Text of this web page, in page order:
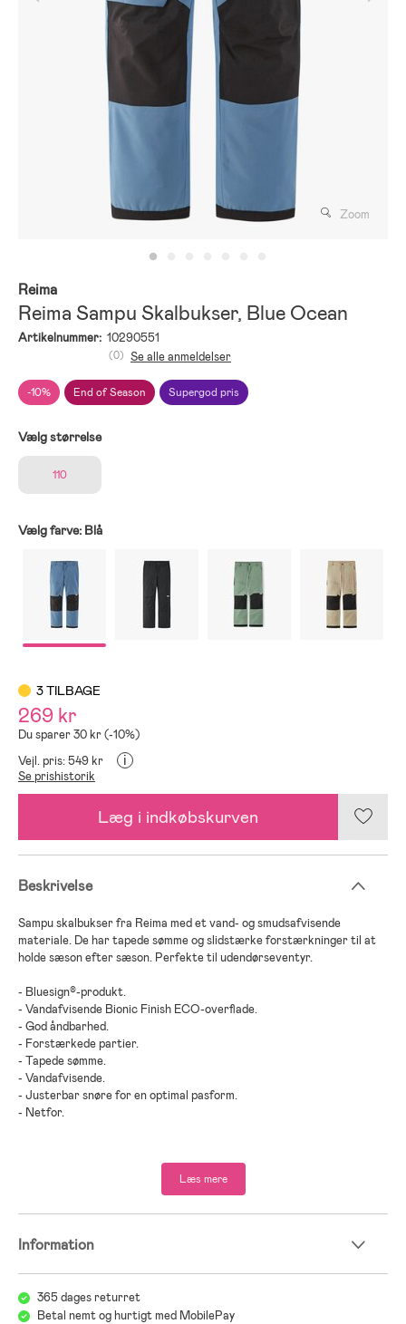
Zoom
Reima
Reima Sampu Skalbukser, Blue Ocean
Artikelnummer: 10290551
-10% End of Season Supergod pris
(0) Se alle anmeldelser
Vælg størrelse
110
Vælg farve: Blå
3 TILBAGE
269 kr
Du sparer 30 kr (-10%)
Vejl. pris: 549 kr
i
Se prishistorik
Læg i indkøbskurven
Beskrivelse
Sampu skalbukser fra Reima med et vand- og smudsafvisende
materiale. De har tapede sømme og slidstærke forstærkninger til at
holde sæson efter sæson. Perfekte til udendørseventyr.
- Bluesign®-produkt.
- Vandafvisende Bionic Finish ECO-overflade.
- God åndbarhed.
- Forstærkede partier.
- Tapede sømme.
- Vandafvisende.
- Justerbar snøre for en optimal pasform.
- Netfor.
Læs mere
Information
365 dages returret
Betal nemt og hurtigt med MobilePay